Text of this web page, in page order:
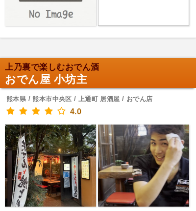
上乃裏で楽しむおでん酒
おでん屋 小坊主
熊本県 / 熊本市中央区 / 上通町 居酒屋 / おでん店
4.0